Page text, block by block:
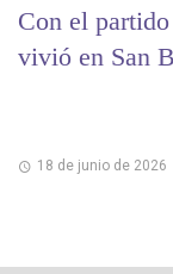
Con el
vivió en San
18 de junio de 2026